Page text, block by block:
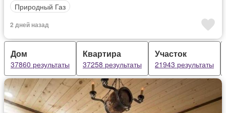
Природный Газ
2 дней назад
Дом
37860 результаты
Квартира
37258 результаты
Участок
21943 результаты